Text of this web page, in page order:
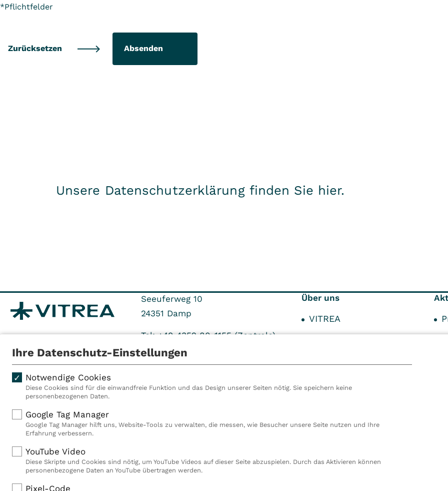
*Pflichtfelder
Absenden
Unsere Datenschutzerklärung finden Sie hier.
Seeuferweg 10
24351 Damp
Tel: +49 4352 80-1155 (Zentrale)
Über uns
VITREA
Rahmen der Gruppe betreiben wir 80 stationäre und ambulante Einrichtungen in
Akutkliniken, acht ambulante Rehazentren, zwei Medizinische Versorgungszentren
(MVZ), neun Pflegeeinrichtungen sowie ein Prevention Center. Zudem führen wir
Ihre Datenschutz-Einstellungen
Notwendige Cookies
Diese Cookies sind für die einwandfreie Funktion und das Design unserer Seiten nötig. Sie speichern keine
personenbezogenen Daten.
Google Tag Manager
Google Tag Manager hilft uns, Website-Tools zu verwalten, die messen, wie Besucher unsere Seite nutzen und Ihre
Erfahrung verbessern.
YouTube Video
Diese Skripte und Cookies sind nötig, um YouTube Videos auf dieser Seite abzuspielen. Durch das Aktivieren können
personenbezogene Daten an YouTube übertragen werden.
Pixel-Code